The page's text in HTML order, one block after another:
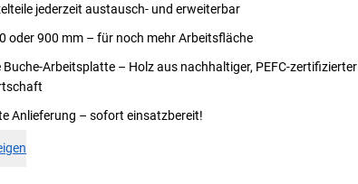
jederzeit austausch- und erweiterbar
oder 900 mm – für noch mehr Arbeitsfläche
Buche-Arbeitsplatte – Holz aus nachhaltiger, PEFC-zertifizierter
Anlieferung – sofort einsatzbereit!